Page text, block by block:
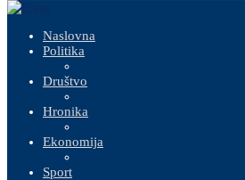
Naslovna
Politika
Društvo
Hronika
Ekonomija
Sport